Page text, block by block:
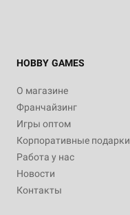
HOBBY GAMES
О магазине
Франчайзинг
Игры оптом
Корпоративные подарки
Работа у нас
Новости
Контакты